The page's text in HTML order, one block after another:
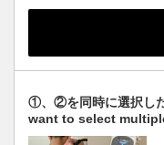
①、②を同時に選択し
want to select